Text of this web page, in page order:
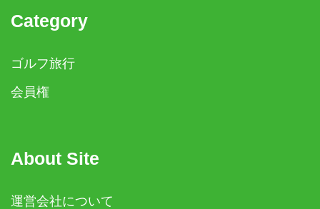
Category
ゴルフ旅行
会員権
About Site
運営会社について